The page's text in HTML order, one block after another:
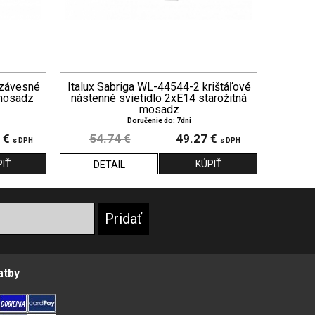
€ s DPH
Italux Sabriga WL-44544-2 krištáľové
nástenné svietidlo 2xE14 starožitná
mosadz
Doručenie do: 7dni
54.74 € 49.27 € s DPH
DETAIL